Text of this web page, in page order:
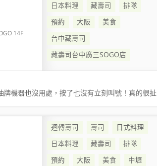
14F
日本料理
藏壽司
排隊
預約
大阪
美食
台中藏壽司
藏壽司台中廣三SOGO店
機器也沒用處，按了也沒有立刻叫號！真的很扯
迴轉壽司 壽司
日式料理
日本料理
藏壽司
排隊
預約
大阪 美食
中壢